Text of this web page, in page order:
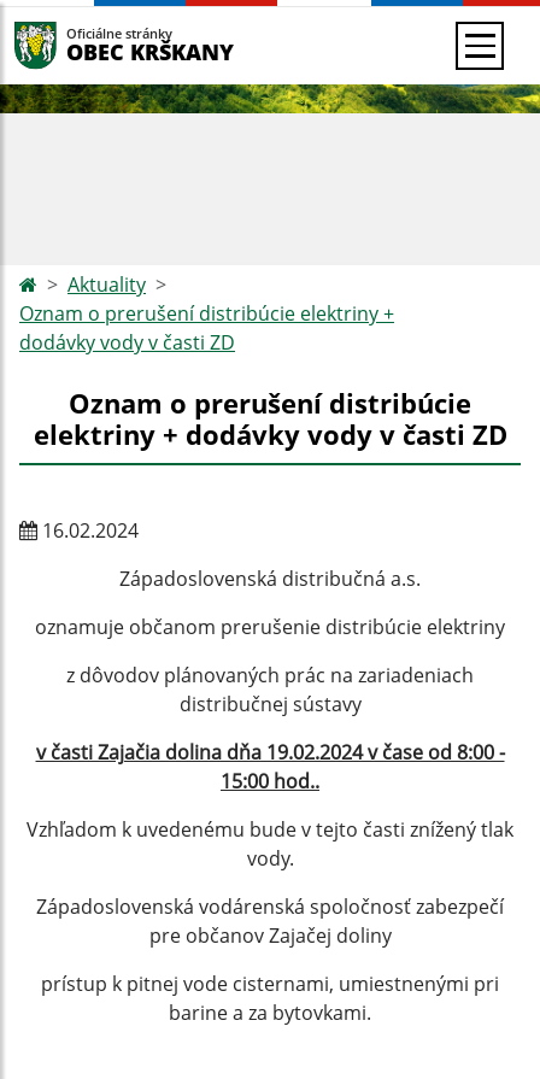
Oficiálne stránky
OBEC KRŠKANY
Aktuality
Oznam o prerušení distribúcie elektriny +
dodávky vody v časti ZD
Oznam o prerušení distribúcie
elektriny + dodávky vody v časti ZD
16.02.2024
Západoslovenská distribučná a.s.
oznamuje občanom prerušenie distribúcie elektriny
z dôvodov plánovaných prác na zariadeniach
distribučnej sústavy
v časti Zajačia dolina dňa 19.02.2024 v čase od 8:00 -
15:00 hod..
Vzhľadom k uvedenému bude v tejto časti znížený tlak
vody.
Západoslovenská vodárenská spoločnosť zabezpečí
pre občanov Zajačej doliny
prístup k pitnej vode cisternami, umiestnenými pri
barine a za bytovkami.